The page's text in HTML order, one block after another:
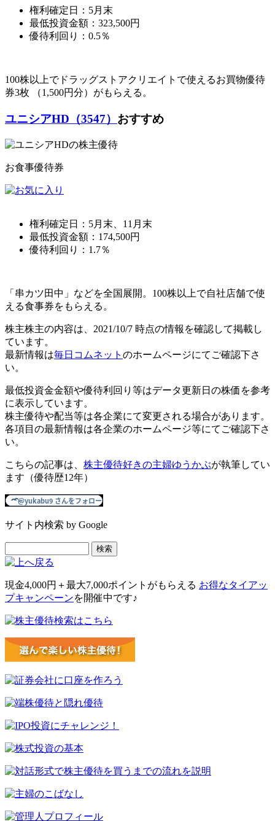
権利確定日： 5月末
最低投資金額： 323,500円
優待利回り： 0.5％
100株以上でドラッグストアクリエイトで使えるお買物優待
券3枚 （1,500円分）がもらえる。
ユニシアHD（3547） おすすめ
お食事優待券
権利確定日： 5月末、11月末
最低投資金額： 174,500円
優待利回り： 1.7％
「串カツ田中」などを全国展開。100株以上で自社店舗で使
える食事券をもらえる。
株主株主の内容は、2021/10/7 時点の情報を確認して掲載し
ています。
最新情報は毎日コムネット のホームページにてご確認下さ
い。
最低投資金金額や優待利回り等はデータ更新日の株価を参考
に表示しています。
株主優待や配当等は各企業にて変更される場合があります。
各項目の最新情報は各企業のホームページ等にてご確認下さ
い。
こちらの記事は、 株主優待好きの主婦ゆうかぶが執筆してい
ます（優待歴12年）
サイト内検索 by Google
現金4,000円＋最大7,000ポイント がもらえる お得なタイアッ
プキャンペーンを開催中です♪